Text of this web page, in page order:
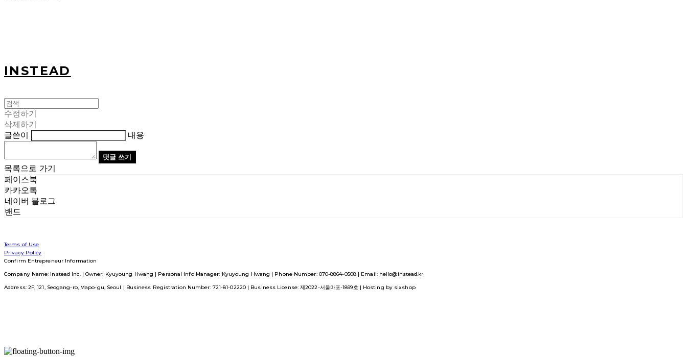
INSTEAD
수정하기
삭제하기
글쓴이
내용
댓글 쓰기
목록으로 가기
페이스북
카카오톡
네이버 블로그
밴드
Terms of Use
Privacy Policy
Confirm Entrepreneur Information
Company Name: Instead Inc. | Owner: Kyuyoung Hwang | Personal Info Manager: Kyuyoung Hwang | Phone Number: 070-8864-0508 | Email: hello@instead.kr
Address: 2F, 121, Seogang-ro, Mapo-gu, Seoul | Business Registration Number: 721-81-02220| Business License:제2022-서울마포-1899호 | Hosting by sixshop